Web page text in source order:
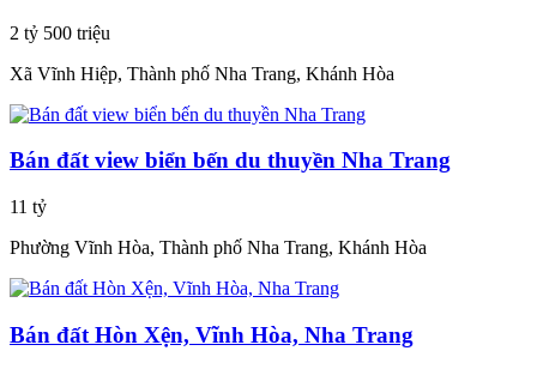
2 tỷ 500 triệu
Xã Vĩnh Hiệp, Thành phố Nha Trang, Khánh Hòa
Bán đất view biển bến du thuyền Nha Trang
11 tỷ
Phường Vĩnh Hòa, Thành phố Nha Trang, Khánh Hòa
Bán đất Hòn Xện, Vĩnh Hòa, Nha Trang